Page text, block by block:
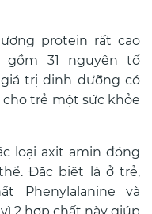
protein rất cao
gồm 31 nguyên tố
trị dinh dưỡng có
trẻ một sức khỏe
loại axit amin đóng
Đặc biệt là ở trẻ,
Phenylalanine và